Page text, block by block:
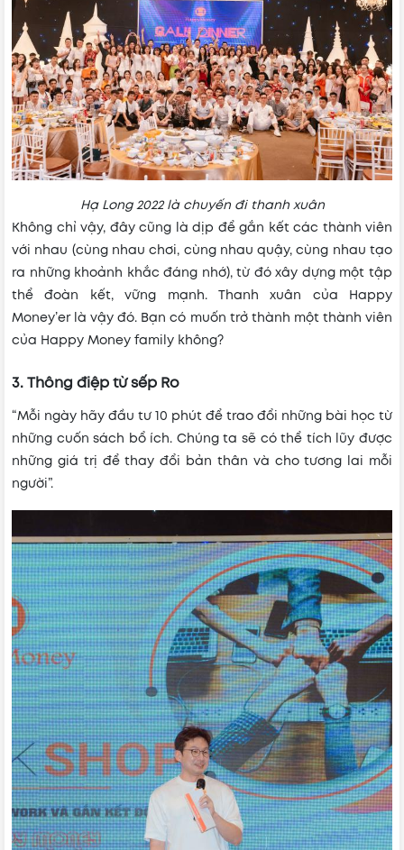
Hạ Long 2022 là chuyến đi thanh xuân
Không chỉ vậy, đây cũng là dịp để gắn kết các thành viên
với nhau (cùng nhau chơi, cùng nhau quậy, cùng nhau tạo
ra những khoảnh khắc đáng nhớ), từ đó xây dựng một tập
thể đoàn kết, vững mạnh. Thanh xuân của Happy
Money’er là vậy đó. Bạn có muốn trở thành một thành viên
của Happy Money family không?
3. Thông điệp từ sếp Ro
“Mỗi ngày hãy đầu tư 10 phút để trao đổi những bài học từ
những cuốn sách bổ ích. Chúng ta sẽ có thể tích lũy được
những giá trị để thay đổi bản thân và cho tương lai mỗi
người”.